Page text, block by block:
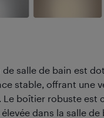
salle de bain est
stable, offrant une
boîtier robuste est
dans la salle de